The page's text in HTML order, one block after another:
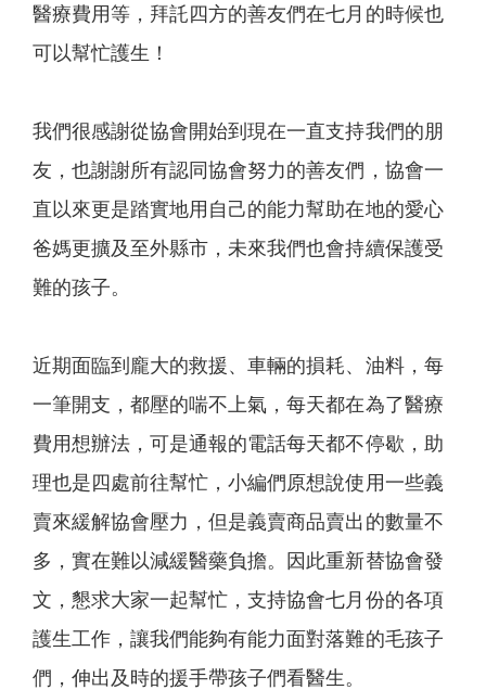
醫療費用等，拜託四方的善友們在七月的時候也
可以幫忙護生！
我們很感謝從協會開始到現在一直支持我們的朋
友，也謝謝所有認同協會努力的善友們，協會一
直以來更是踏實地用自己的能力幫助在地的愛心
爸媽更擴及至外縣市，未來我們也會持續保護受
難的孩子。
近期面臨到龐大的救援、車輛的損耗、油料，每
一筆開支，都壓的喘不上氣，每天都在為了醫療
費用想辦法，可是通報的電話每天都不停歇，助
理也是四處前往幫忙，小編們原想說使用一些義
賣來緩解協會壓力，但是義賣商品賣出的數量不
多，實在難以減緩醫藥負擔。因此重新替協會發
文，懇求大家一起幫忙，支持協會七月份的各項
護生工作，讓我們能夠有能力面對落難的毛孩子
們，伸出及時的援手帶孩子們看醫生。